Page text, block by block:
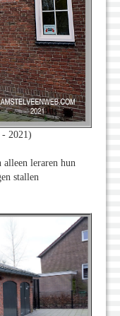
- 2021)
alleen leraren hun
stallen